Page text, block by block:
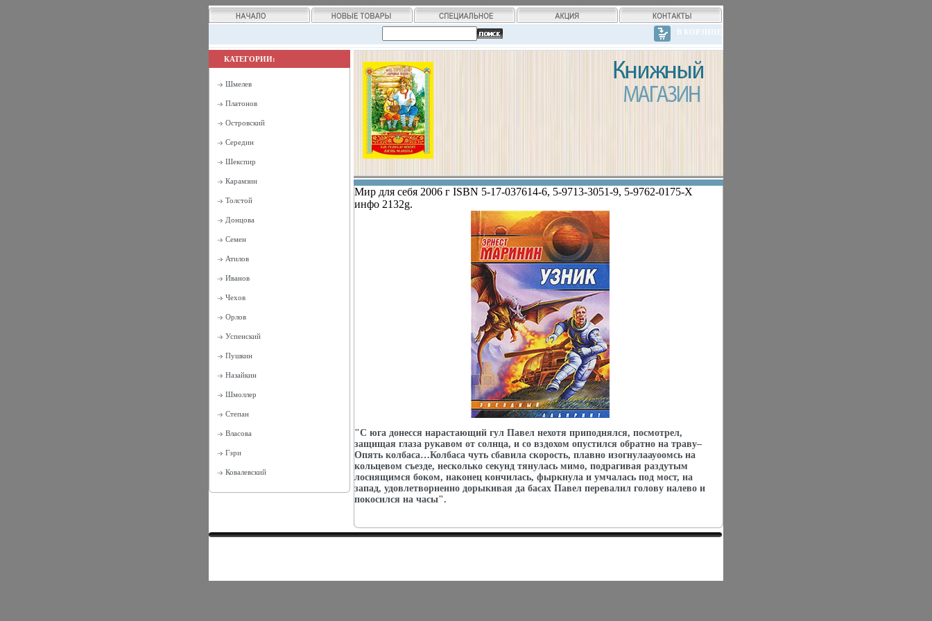
В КОРЗИНЕ
КАТЕГОРИИ:
Шмелев
Платонов
Островский
Середин
Шекспир
Карамзин
Толстой
Донцова
Семен
Атилов
Иванов
Чехов
Орлов
Успенский
Пушкин
Назайкин
Шмоллер
Степан
Власова
Гэри
Ковалевский
Мир для себя 2006 г ISBN 5-17-037614-6, 5-9713-3051-9, 5-9762-0175-X
инфо 2132g.
"С юга донесся нарастающий гул Павел нехотя приподнялся, посмотрел,
защищая глаза рукавом от солнца, и со вздохом опустился обратно на траву–
Опять колбаса…Колбаса чуть сбавила скорость, плавно изогнулаауоомсь на
кольцевом съезде, несколько секунд тянулась мимо, подрагивая раздутым
лоснящимся боком, наконец кончилась, фыркнула и умчалась под мост, на
запад, удовлетворненно дорыкивая да басах Павел перевалил голову налево и
покосился на часы".